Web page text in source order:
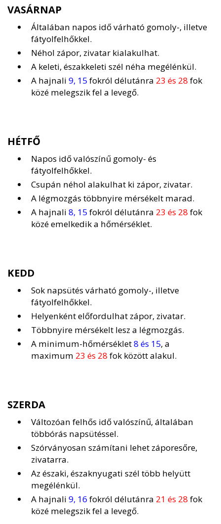
VASÁRNAP
Általában napos idő várható gomoly-, illetve
fátyolfelhőkkel.
Néhol zápor, zivatar kialakulhat.
A keleti, északkeleti szél néha megélénkül.
A hajnali 9, 15 fokról délutánra 23 és 28 fok
közé melegszik fel a levegő.
HÉTFŐ
Napos idő valószínű gomoly- és
fátyolfelhőkkel.
Csupán néhol alakulhat ki zápor, zivatar.
A légmozgás többnyire mérsékelt marad.
A hajnali 8, 15 fokról délutánra 23 és 28 fok
közé emelkedik a hőmérséklet.
KEDD
Sok napsütés várható gomoly-, illetve
fátyolfelhőkkel.
Helyenként előfordulhat zápor, zivatar.
Többnyire mérsékelt lesz a légmozgás.
A minimum-hőmérséklet8 és 15, a
maximum 23 és 28 fok között alakul.
SZERDA
Változóan felhős idő valószínű, általában
többórás napsütéssel.
Szórványosan számítani lehet záporesőre,
zivatarra.
Az északi, északnyugati szél több helyütt
megélénkül.
A hajnali 9, 16 fokról délutánra 21 és 28 fok
közé melegszik fel a levegő.